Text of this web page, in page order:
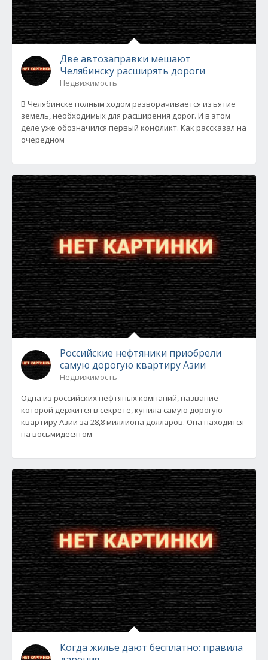
Две автозаправки мешают
Челябинску расширять дороги
Недвижимость
В Челябинске полным ходом разворачивается изъятие
земель, необходимых для расширения дорог. И в этом
деле уже обозначился первый конфликт. Как рассказал на
очередном
Российские нефтяники приобрели
самую дорогую квартиру Азии
Недвижимость
Одна из российских нефтяных компаний, название
которой держится в секрете, купила самую дорогую
квартиру Азии за 28,8 миллиона долларов. Она находится
на восьмидесятом
Когда жилье дают бесплатно: правила